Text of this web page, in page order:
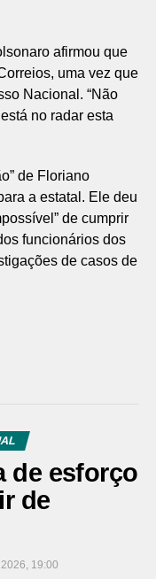
afirmou que
uma vez que
Nacional. “Não
no radar esta
de Floriano
a estatal. Ele deu
de cumprir
funcionários dos
de casos de
de esforço
de
19:00